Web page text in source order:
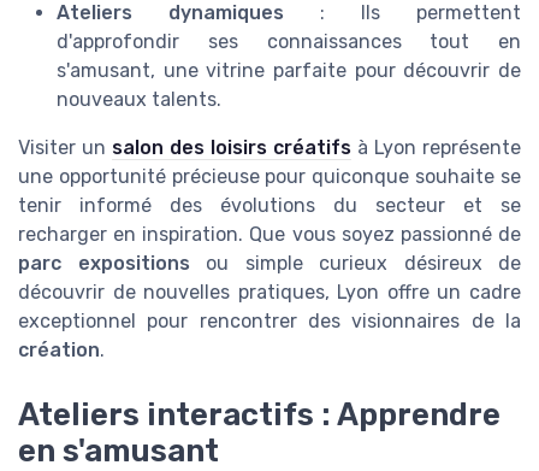
Ateliers dynamiques : Ils permettent
d'approfondir ses connaissances tout en
s'amusant, une vitrine parfaite pour découvrir de
nouveaux talents.
Visiter un salon des loisirs créatifs à Lyon représente
une opportunité précieuse pour quiconque souhaite se
tenir informé des évolutions du secteur et se
recharger en inspiration. Que vous soyez passionné de
parc expositions ou simple curieux désireux de
découvrir de nouvelles pratiques, Lyon offre un cadre
exceptionnel pour rencontrer des visionnaires de la
création.
Ateliers interactifs : Apprendre
en s'amusant